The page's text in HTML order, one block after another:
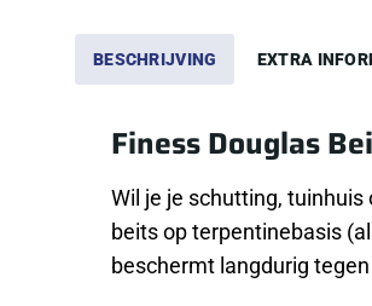
BESCHRIJVING EXTRA
Finess Douglas
Wil je je schutting,
beits op terpentinebasis
beschermt langdurig